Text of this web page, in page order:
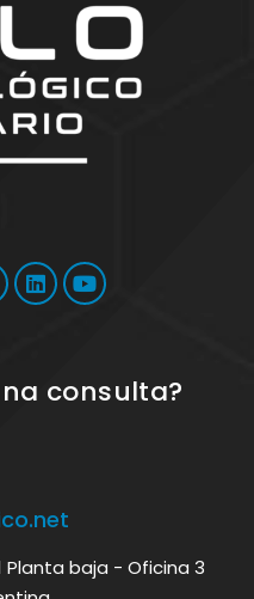
consulta?
Planta baja - Oficina 3